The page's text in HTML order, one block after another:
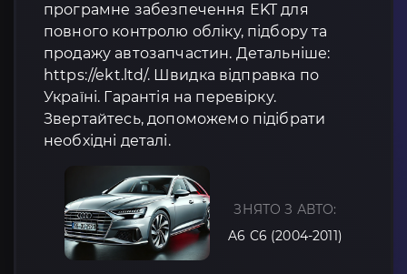
програмне забезпечення EKT для
повного контролю обліку, підбору та
продажу автозапчастин. Детальніше:
https://ekt.ltd/. Швидка відправка по
Україні. Гарантія на перевірку.
Звертайтесь, допоможемо підібрати
необхідні деталі.
ЗНЯТО З АВТО:
A6 C6 (2004-2011)